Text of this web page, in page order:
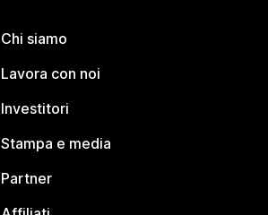
Chi siamo
Lavora con noi
Investitori
Stampa e media
Partner